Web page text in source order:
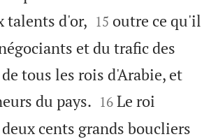
talents d'or, 

15 outre ce qu'il
et du trafic des
tous les rois d'Arabie, et
du pays. 

16 Le roi
cents grands boucliers